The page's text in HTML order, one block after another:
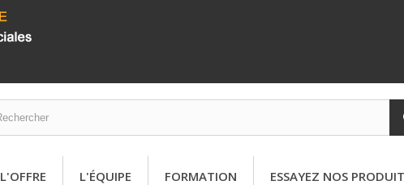
L'OFFRE L'ÉQUIPE FORMATION ESSAYEZ NOS